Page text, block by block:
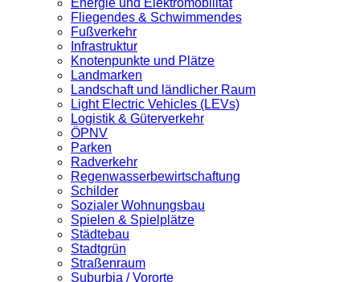
Energie und Elektromobilität
Fliegendes & Schwimmendes
Fußverkehr
Infrastruktur
Knotenpunkte und Plätze
Landmarken
Landschaft und ländlicher Raum
Light Electric Vehicles (LEVs)
Logistik & Güterverkehr
ÖPNV
Parken
Radverkehr
Regenwasserbewirtschaftung
Schilder
Sozialer Wohnungsbau
Spielen & Spielplätze
Städtebau
Stadtgrün
Straßenraum
Suburbia / Vororte